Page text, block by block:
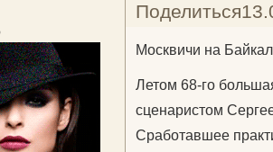
Поделиться
Москвичи на
Летом 68-го
сценаристом
Сработавшее